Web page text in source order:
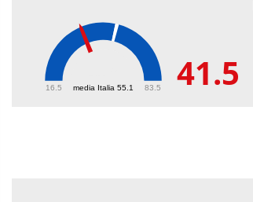
media Italia 55.1
16.5 83.5 41.5